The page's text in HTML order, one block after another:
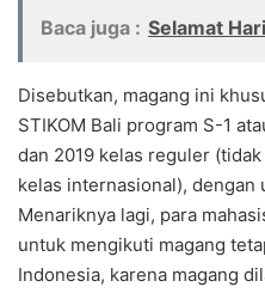
Baca juga : Selamat
Disebutkan, magang ini
STIKOM Bali program S-1
dan 2019 kelas reguler
kelas internasional), dengan
Menariknya lagi, para
untuk mengikuti magang
Indonesia, karena magang